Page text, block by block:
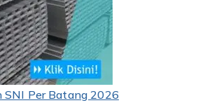
SNI Per Batang 2026